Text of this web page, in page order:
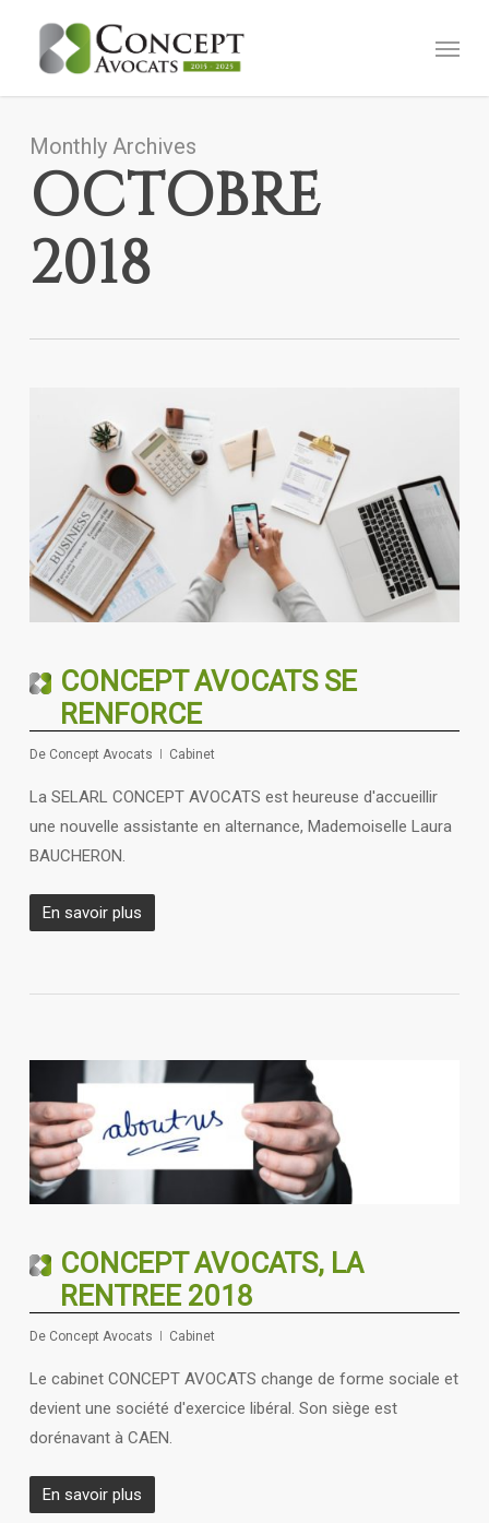
content
Monthly Archives
OCTOBRE
2018
CONCEPT AVOCATS SE
RENFORCE
De Concept Avocats Cabinet
La SELARL CONCEPT AVOCATS est heureuse d'accueillir
une nouvelle assistante en alternance, Mademoiselle Laura
BAUCHERON.
En savoir plus
CONCEPT AVOCATS, LA
RENTREE 2018
De Concept Avocats Cabinet
Le cabinet CONCEPT AVOCATS change de forme sociale et
devient une société d'exercice libéral. Son siège est
dorénavant à CAEN.
En savoir plus